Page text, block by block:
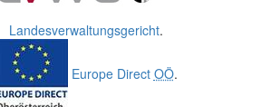
Landesverwaltungsgericht.
Europe Direct OÖ.